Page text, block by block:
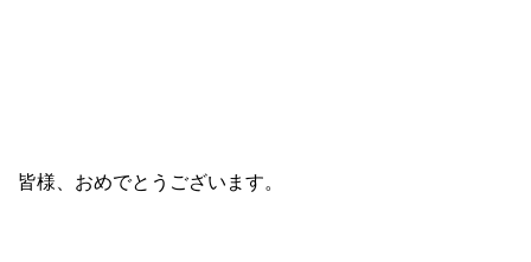
皆様、おめでとうございます。